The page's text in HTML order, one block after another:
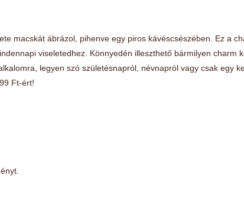
macskát ábrázol, pihenve egy piros kávéscsészében. Ez a
viseletedhez. Könnyedén illeszthető bármilyen charm
legyen szó születésnapról, névnapról vagy csak egy
Ft-ért!